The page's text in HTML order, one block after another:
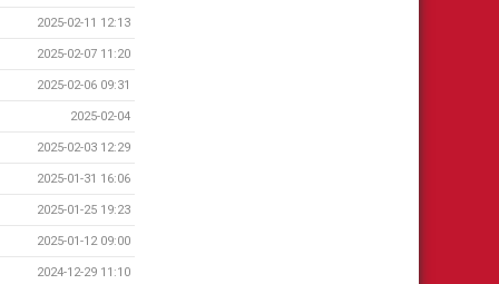
2025-02-11 12:13
2025-02-07 11:20
2025-02-06 09:31
2025-02-04
2025-02-03 12:29
2025-01-31 16:06
2025-01-25 19:23
2025-01-12 09:00
2024-12-29 11:10